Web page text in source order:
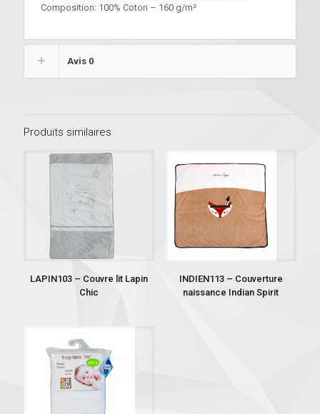
Composition: 100% Coton – 160 g/m²
Avis 0
Produits similaires
LAPIN103 – Couvre lit Lapin
Chic
INDIEN113 – Couverture
naissance Indian Spirit